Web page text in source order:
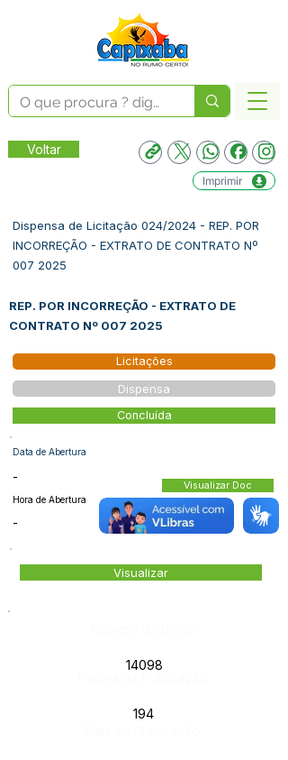
Voltar
Imprimir
Dispensa de Licitação 024/2024 - REP. POR
INCORREÇÃO - EXTRATO DE CONTRATO Nº
007 2025
REP. POR INCORREÇÃO - EXTRATO DE
CONTRATO Nº 007 2025
Licitações
Dispensa
Concluída
Data de Abertura
-
Hora de Abertura
Visualizar Doc
-
Visualizar
14098
194